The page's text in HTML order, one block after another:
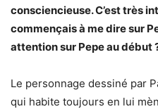
consciencieuse. C’est très
commençais à me dire sur
attention sur Pepe au début
Le personnage dessiné par
qui habite toujours en lui